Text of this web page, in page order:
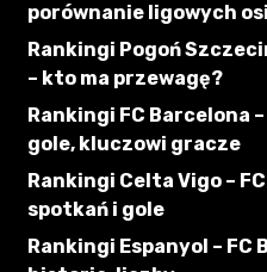
porównanie ligowych
Rankingi Pogoń
– kto ma przewagę?
Rankingi FC Barcelona
gole, kluczowi gracze
Rankingi Celta Vigo –
spotkań i gole
Rankingi Espanyol – FC